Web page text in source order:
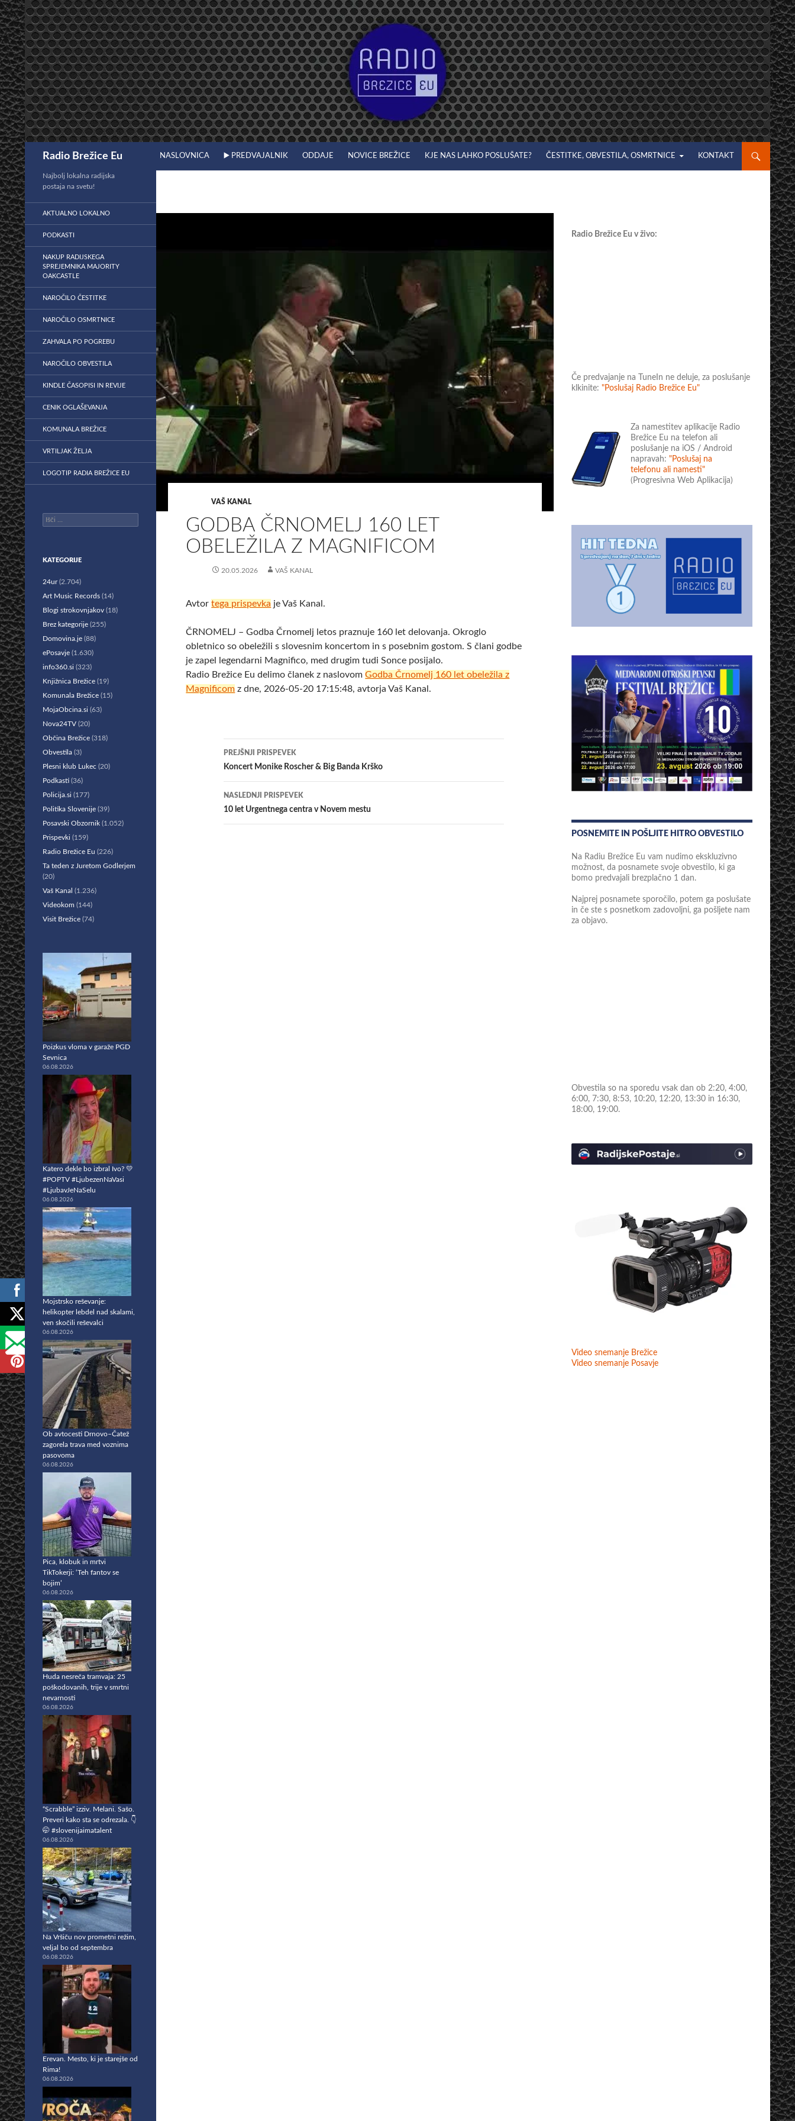
Preskoči
na
vsebino
Radio Brežice Eu NASLOVNICA ▶️ PREDVAJALNIK ODDAJE NOVICE BREŽICE KJE NAS LAHKO POSLUŠATE? ČESTITKE, OBVESTILA, OSMRTNICE KONTAKT
VAŠ KANAL
GODBA ČRNOMELJ 160 LET
OBELEŽILA Z MAGNIFICOM
20.05.2026 VAŠ KANAL
Avtortega prispevka je Vaš Kanal.
ČRNOMELJ – Godba Črnomelj letos praznuje 160 let delovanja. Okroglo
obletnico so obeležili s slovesnim koncertom in s posebnim gostom. S člani godbe
je zapel legendarni Magnifico, med drugim tudi Sonce posijalo.
Radio Brežice Eu delimo članek z naslovomGodba Črnomelj 160 let obeležila z
Magnificom z dne, 2026-05-20 17:15:48, avtorja Vaš Kanal.
Krmarjenje
po
prispevkih
PREJŠNJI PRISPEVEK
Koncert Monike Roscher & Big Banda Krško
NASLEDNJI PRISPEVEK
10 let Urgentnega centra v Novem mestu
Radio Brežice Eu v živo:
Če predvajanje na TuneIn ne deluje, za poslušanje
klkinite: "Poslušaj Radio Brežice Eu"
Za namestitev aplikacije Radio
Brežice Eu na telefon ali
poslušanje na iOS / Android
napravah: "Poslušaj na
telefonu ali namesti"
(Progresivna Web Aplikacija)
POSNEMITE IN POŠLJITE HITRO OBVESTILO
Na Radiu Brežice Eu vam nudimo ekskluzivno
možnost, da posnamete svoje obvestilo, ki ga
bomo predvajali brezplačno 1 dan.
Najprej posnamete sporočilo, potem ga poslušate
in če ste s posnetkom zadovoljni, ga pošljete nam
za objavo.
Obvestila so na sporedu vsak dan ob 2:20, 4:00,
6:00, 7:30, 8:53, 10:20, 12:20, 13:30 in 16:30,
18:00, 19:00.
Video snemanje Brežice
Video snemanje Posavje
Najbolj lokalna radijska
postaja na svetu!
AKTUALNO LOKALNO
PODKASTI
NAKUP RADIJSKEGA
SPREJEMNIKA MAJORITY
OAKCASTLE
NAROČILO ČESTITKE
NAROČILO OSMRTNICE
ZAHVALA PO POGREBU
NAROČILO OBVESTILA
KINDLE ČASOPISI IN REVIJE
CENIK OGLAŠEVANJA
KOMUNALA BREŽICE
VRTILJAK ŽELJA
LOGOTIP RADIA BREŽICE EU
Išči:
KATEGORIJE
24ur(2.704)
Art Music Records (14)
Blogi strokovnjakov (18)
Brez kategorije (255)
Domovina.je (88)
ePosavje (1.630)
info360.si (323)
Knjižnica Brežice (19)
Komunala Brežice (15)
MojaObcina.si (63)
Nova24TV (20)
Občina Brežice (318)
Obvestila (3)
Plesni klub Lukec (20)
Podkasti (36)
Policija.si (177)
Politika Slovenije (39)
Posavski Obzornik (1.052)
Prispevki (159)
Radio Brežice Eu (226)
Ta teden z Juretom Godlerjem
(20)
Vaš Kanal (1.236)
Videokom (144)
Visit Brežice (74)
Poizkus vloma v garaže PGD
Sevnica
06.08.2026
Katero dekle bo izbral Ivo? 💛
#POPTV #LjubezenNaVasi
#LjubavJeNaSelu
06.08.2026
Mojstrsko reševanje:
helikopter lebdel nad skalami,
ven skočili reševalci
06.08.2026
Ob avtocesti Drnovo–Čatež
zagorela trava med voznima
pasovoma
06.08.2026
Pica, klobuk in mrtvi
TikTokerji: ‘Teh fantov se
bojim’
06.08.2026
Huda nesreča tramvaja: 25
poškodovanih, trije v smrtni
nevarnosti
06.08.2026
“Scrabble” izziv. Melani. Sašo.
Preveri kako sta se odrezala. 👇
🤭 #slovenijaimatalent
06.08.2026
Na Vršiču nov prometni režim,
veljal bo od septembra
06.08.2026
Erevan. Mesto, ki je starejše od
Rima!
06.08.2026